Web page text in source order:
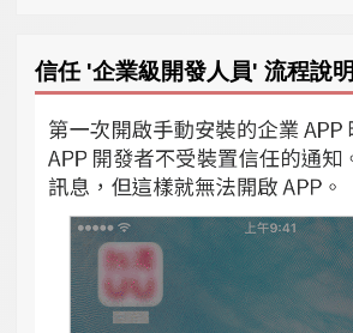
信任 '企業級開發人員' 流程說明